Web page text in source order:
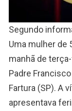
Segundo
Uma mulher de
manhã de
Padre
Fartura (SP). A
apresentava